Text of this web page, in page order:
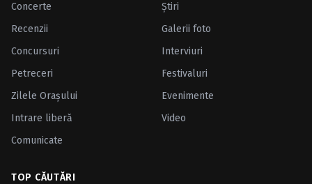
Concerte
Ştiri
Recenzii
Galerii foto
Concursuri
Interviuri
Petreceri
Festivaluri
Zilele Oraşului
Evenimente
Intrare liberă
Video
Comunicate
TOP CĂUTĂRI